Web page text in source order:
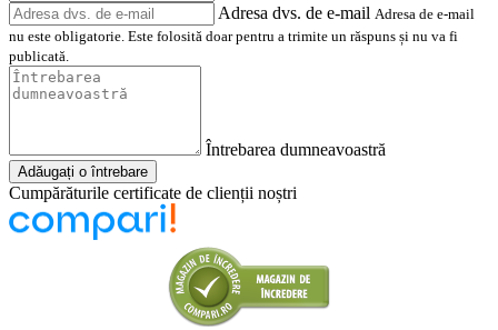
Adresa dvs. de e-mail Adresa de e-mail
nu este obligatorie. Este folosită doar pentru a trimite un răspuns și nu va fi
publicată.
Întrebarea dumneavoastră
Adăugați o întrebare
Cumpărăturile certificate de clienții noștri